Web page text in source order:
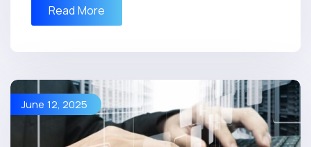
Read More
June 12, 2025